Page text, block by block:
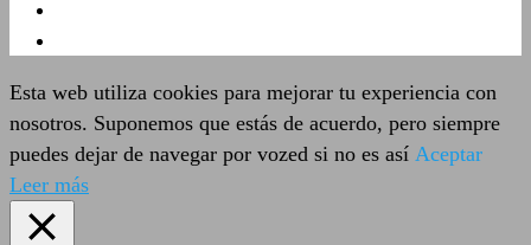
Esta web utiliza cookies para mejorar tu experiencia con
nosotros. Suponemos que estás de acuerdo, pero siempre
puedes dejar de navegar por vozed si no es así Aceptar
Leer más